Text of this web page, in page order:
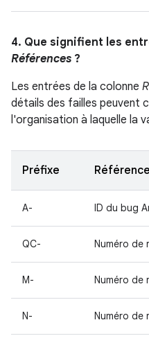
4. Que signifient les
Références ?
Les entrées de la colonne
détails des failles peuvent
l'organisation à laquelle la
Préfixe Référence
A- ID du bug
QC- Numéro de
M- Numéro de
N- Numéro de